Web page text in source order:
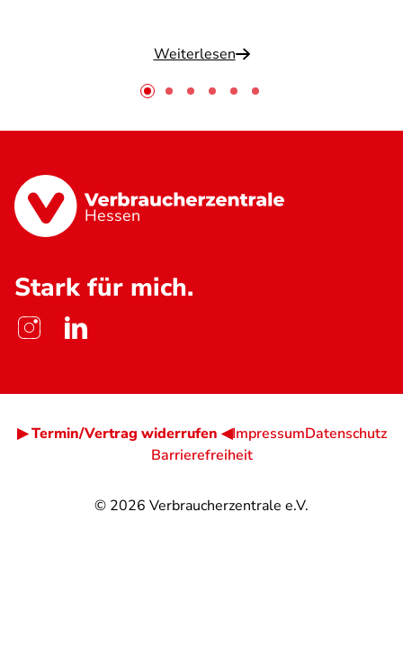
Weiterlesen
Hessen
Stark für mich.
© 2026 Verbraucherzentrale e.V.
▶ Termin/Vertrag widerrufen ◀ImpressumDatenschutz
Barrierefreiheit